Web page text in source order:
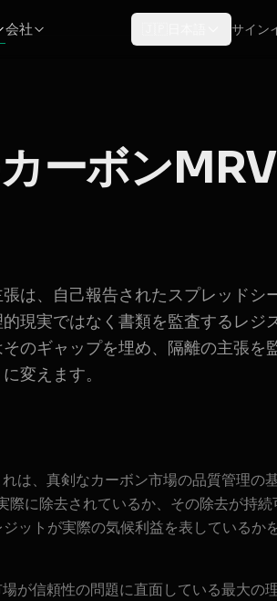
会社 サイン
ーボンMRV
は、自己報告されたスプレッドシ
現実ではなく書類を監査するレジ
のギャップを埋め、隔離の主張を
変えます。
は、真剣なカーボン市場の品質管理の基
際に除去されているか、その除去が持続
ットが実際の気候利益を表しているか
が信頼性の問題に直面している最大の